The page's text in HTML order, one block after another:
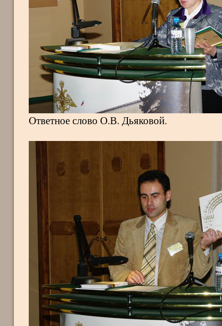
Ответное слово О.В. Дьяковой.